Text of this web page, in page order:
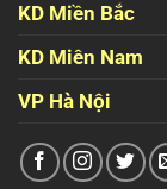
KD Miền Bắc
KD Miên Nam
VP Hà Nội